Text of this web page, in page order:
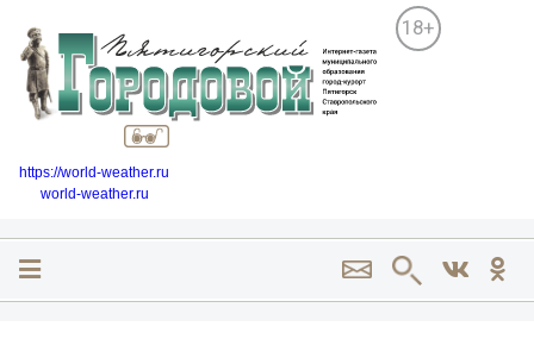
18+
https://world-weather.ru
world-weather.ru